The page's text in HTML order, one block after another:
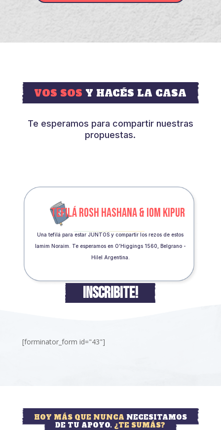
VOS SOS Y HACÉS LA CASA
Te esperamos para compartir nuestras
propuestas.
TEFILÁ ROSH HASHANA & IOM KIPUR
Una tefilá para estar JUNTOS y compartir los rezos de estos
Iamim Noraim. Te esperamos en O’Higgings 1560, Belgrano -
Hilel Argentina.
INSCRIBITE!
[forminator_form id="43"]
HOY MÁS QUE NUNCA NECESITAMOS
DE TU APOYO. ¿TE SUMÁS?